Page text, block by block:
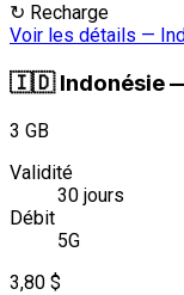
↻ Recharge
Voir les détails —
🇮🇩 Indonésie
3 GB
Validité
30 jours
Débit
5G
3,80 $